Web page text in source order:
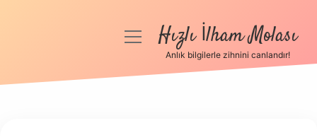
Anasayfa
menüyüHızlı İlham Molası
Anlık bilgilerle zihnini canlandır!